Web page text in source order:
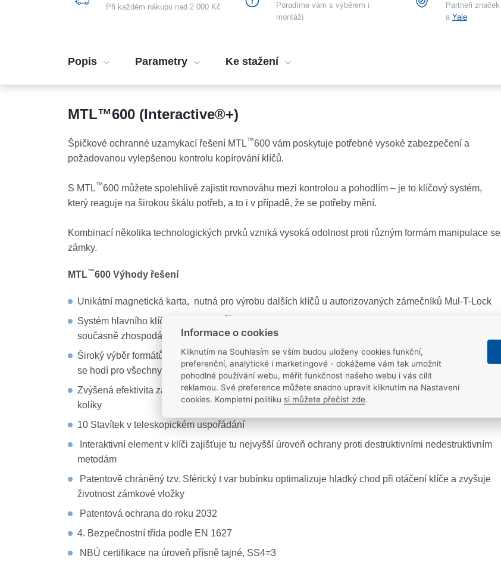
Při každém nákupu nad 2 000 Kč
Poradíme vám s výběrem i
montáží
Partneři značek
a Yale
Popis Parametry Ke stažení
MTL™600 (Interactive®+)
Špičkové ochranné uzamykací řešení MTL™600 vám poskytuje potřebné vysoké zabezpečení a
požadovanou vylepšenou kontrolu kopírování klíčů.
S MTL™600 můžete spolehlivě zajistit rovnováhu mezi kontrolou a pohodlím – je to klíčový systém,
který reaguje na širokou škálu potřeb, a to i v případě, že se potřeby mění.
Kombinací několika technologických prvků vzniká vysoká odolnost proti různým formám manipulace se
zámky.
MTL™600 Výhody řešení
Unikátní magnetická karta, nutná pro výrobu dalších klíčů u autorizovaných zámečníků Mul-T-Lock
Systém hlavního klíče na bázi MTL
™
současně zhospodárňují počet klíčů v oběhu.
Široký výběr formátů - cylindrické vložky, visací zámky., řešení elektronických dveří a další – jeden klíč
se hodí pro všechny.
Zvýšená efektivita zabezpečení - díky patentované technologii High Security: klíče a teleskopické
kolíky
10 Stavítek v teleskopickém uspořádání
Interaktivní element v klíči zajišťuje tu nejvyšší úroveň ochrany proti destruktivními nedestruktivním
metodám
Patentově chráněný tzv. Sférický t var bubínku optimalizuje hladký chod při otáčení klíče a zvyšuje
životnost zámkové vložky
Patentová ochrana do roku 2032
4. Bezpečnostní třída podle EN 1627
NBÚ certifikace na úroveň přísně tajné, SS4=3
Informace o cookies
Kliknutím na Souhlasím se vším budou uloženy cookies funkční,
preferenční, analytické i marketingové - dokážeme vám tak umožnit
pohodlné používání webu, měřit funkčnost našeho webu i vás cílit
reklamou. Své preference můžete snadno upravit kliknutím na Nastavení
cookies. Kompletní politiku si můžete přečíst zde.